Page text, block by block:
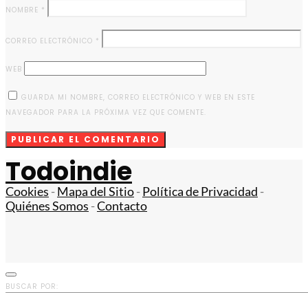
NOMBRE *
CORREO ELECTRÓNICO *
WEB
GUARDA MI NOMBRE, CORREO ELECTRÓNICO Y WEB EN ESTE
NAVEGADOR PARA LA PRÓXIMA VEZ QUE COMENTE.
Todoindie
Cookies -Mapa del Sitio-Política de Privacidad -
Quiénes Somos -Contacto
BUSCAR POR: